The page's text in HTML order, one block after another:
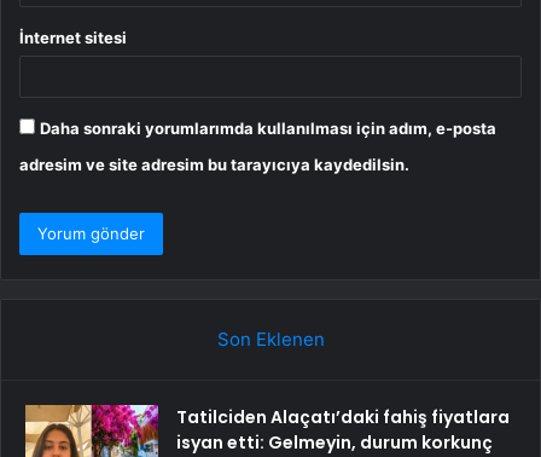
İnternet sitesi
Daha sonraki yorumlarımda kullanılması için adım, e-posta
adresim ve site adresim bu tarayıcıya kaydedilsin.
Son Eklenen
Tatilciden Alaçatı’daki fahiş fiyatlara
isyan etti: Gelmeyin, durum korkunç